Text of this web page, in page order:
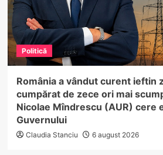
Politică
România a vândut curent ieftin
cumpărat de zece ori mai
Nicolae Mîndrescu (AUR) cere
Guvernului
Claudia Stanciu 6 august 2026